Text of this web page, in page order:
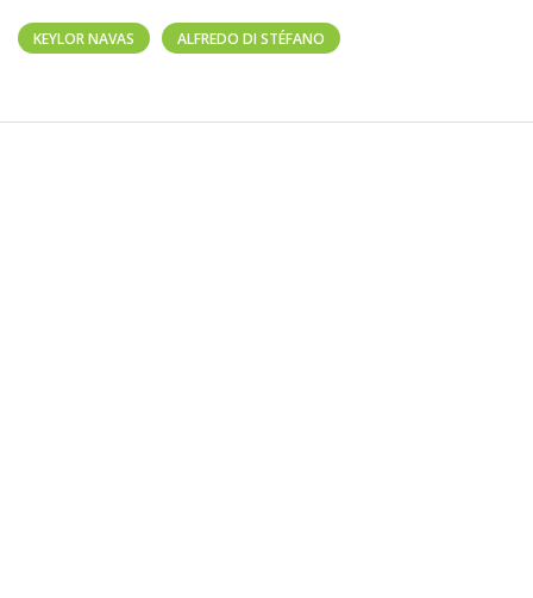
KEYLOR NAVAS ALFREDO DI STÉFANO